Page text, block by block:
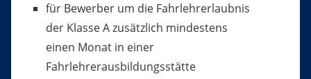
für Bewerber um die Fahrlehrerlaubnis
der Klasse A zusätzlich mindestens
einen Monat in einer
Fahrlehrerausbildungsstätte